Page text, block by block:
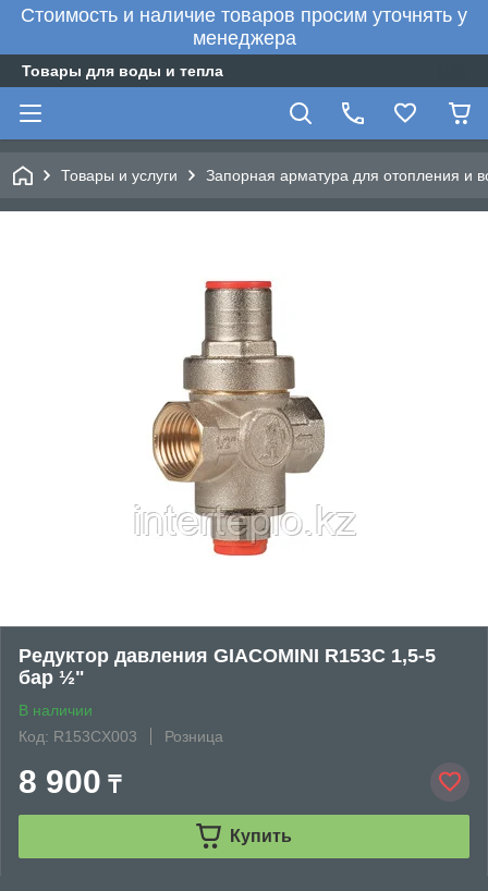
Стоимость и наличие товаров просим уточнять у
менеджера
Товары для воды и тепла
Товары и услуги Запорная арматура для отопления и
Редуктор давления GIACOMINI R153C 1,5-5
бар ½"
В наличии
Код: R153CX003
Розница
8 900 ₸
Купить